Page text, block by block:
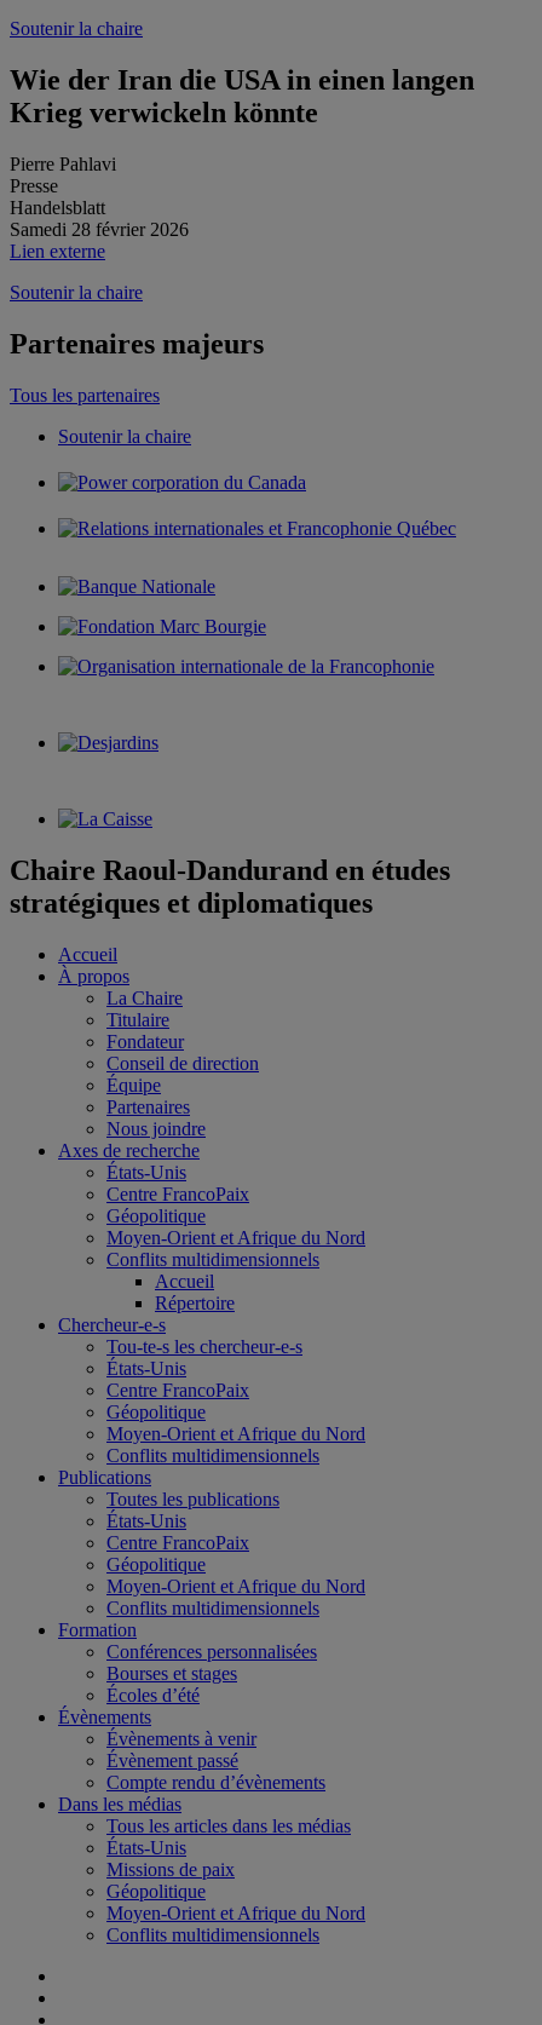
Soutenir la chaire
Wie der Iran die USA in einen langen
Krieg verwickeln könnte
Pierre Pahlavi
Presse
Handelsblatt
Samedi 28 février 2026
Lien externe
Soutenir la chaire
Partenaires majeurs
Tous les partenaires
Soutenir la chaire
Chaire Raoul-Dandurand en études
stratégiques et diplomatiques
Accueil
À propos
La Chaire
Titulaire
Fondateur
Conseil de direction
Équipe
Partenaires
Nous joindre
Axes de recherche
États-Unis
Centre FrancoPaix
Géopolitique
Moyen-Orient et Afrique du Nord
Conflits multidimensionnels
Accueil
Répertoire
Chercheur-e-s
Tou-te-s les chercheur-e-s
États-Unis
Centre FrancoPaix
Géopolitique
Moyen-Orient et Afrique du Nord
Conflits multidimensionnels
Publications
Toutes les publications
États-Unis
Centre FrancoPaix
Géopolitique
Moyen-Orient et Afrique du Nord
Conflits multidimensionnels
Formation
Conférences personnalisées
Bourses et stages
Écoles d’été
Évènements
Évènements à venir
Évènement passé
Compte rendu d’évènements
Dans les médias
Tous les articles dans les médias
États-Unis
Missions de paix
Géopolitique
Moyen-Orient et Afrique du Nord
Conflits multidimensionnels